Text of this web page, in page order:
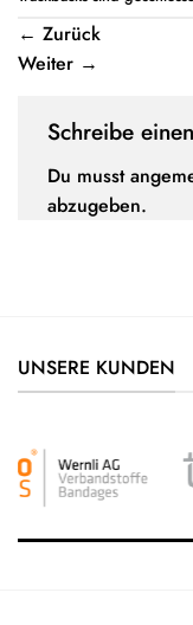
← Zurück
Weiter →
Schreibe
Du musst
abzugeben.
UNSERE KUNDEN